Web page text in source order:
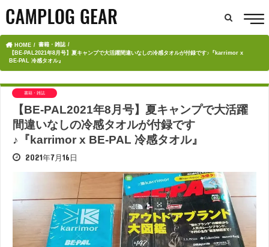
HOME
書籍・雑誌
【BE-PAL2021年8月号】夏キャンプで大活躍間違いなしの冷感タオルが付録です♪『karrimor x
BE-PAL 冷感タオル』
書籍・雑誌
【BE-PAL2021年8月号】夏キャンプで大活躍
間違いなしの冷感タオルが付録です
♪『karrimor x BE-PAL 冷感タオル』
2021年7月16日